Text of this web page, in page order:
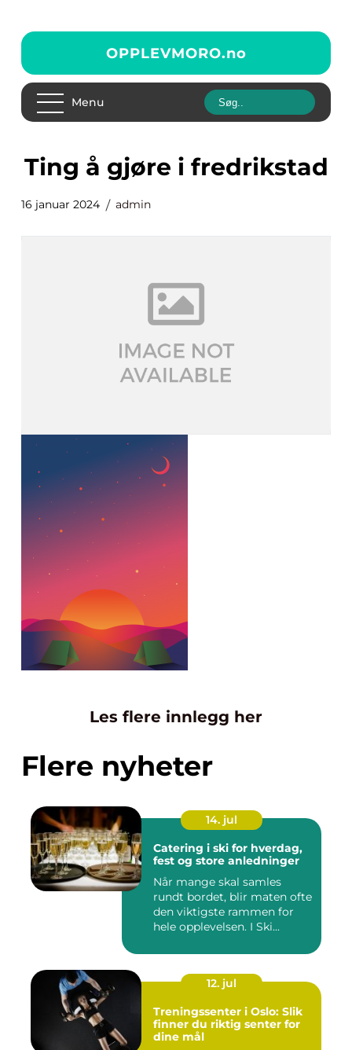
OPPLEVMORO.no
Menu
ting å gjøre i fredrikstad
16 januar 2024 admin
Les flere innlegg her
Flere nyheter
14. jul
Catering i ski for hverdag,
fest og store anledninger
Når mange skal samles
rundt bordet, blir maten ofte
den viktigste rammen for
hele opplevelsen. I Ski...
12. jul
Treningssenter i Oslo: Slik
finner du riktig senter for
dine mål